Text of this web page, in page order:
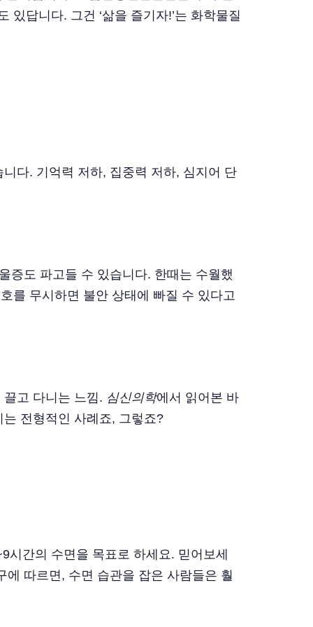
답니다. 그건 ‘삶을 즐기자!’는 화학물질
다. 기억력 저하, 집중력 저하, 심지어 단
증도 파고들 수 있습니다. 한때는 수월했
를 무시하면 불안 상태에 빠질 수 있다고
고 다니는 느낌. 심신의학에서 읽어본 바
전형적인 사례죠, 그렇죠?
간의 수면을 목표로 하세요. 믿어보세
에 따르면, 수면 습관을 잡은 사람들은 훨